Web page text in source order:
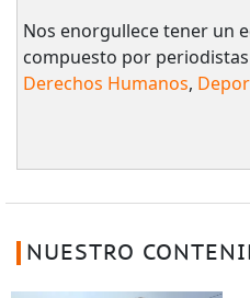
Nos enorgullece tener un
compuesto por
Derechos Humanos,
NUESTRO